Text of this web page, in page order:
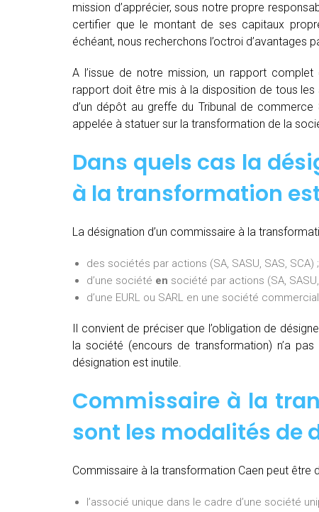
mission d’apprécier, sous notre propre
certifier que le montant de ses capitaux
échéant, nous recherchons l’octroi d’avantages
A l’issue de notre mission, un rapport
rapport doit être mis à la disposition de tous
d’un dépôt au greffe du Tribunal de
appelée à statuer sur la transformation de la
Dans quels cas la
à la transformation
La désignation d’un commissaire à la
des sociétés par actions (SA, SASU, SAS, SCA) ;
d’une société en société par actions (SA, SASU,
d’une EURL ou SARL en une société
Il convient de préciser que l’obligation de
la société (encours de transformation) n’a
désignation est inutile.
Commissaire à la
sont les modalités de
Commissaire à la transformation Caen peut être
l’associé unique dans le cadre d’une société